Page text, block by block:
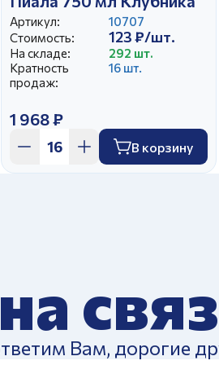
Артикул:
10707
Стоимость:
123 ₽/шт.
На складе:
292 шт.
Кратность
продаж:
16 шт.
1 968 ₽
В корзину
Вам, дорогие